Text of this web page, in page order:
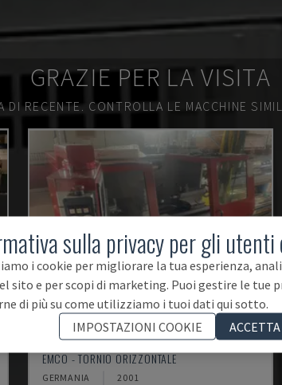
GRAZIE PER LA VISITA
DI RECENTE. CONTROLLA LE MACCHINE
EMCOMAT 200X1000
EMCO - TORNIO ORIZZONTALE
GERMANIA 2001
sulla privacy per gli utenti
i cookie per migliorare la tua esperienza,
sito e per scopi di marketing. Puoi gestire le tue
di più su come utilizziamo i tuoi dati qui sotto.
IMPOSTAZIONI COOKIE